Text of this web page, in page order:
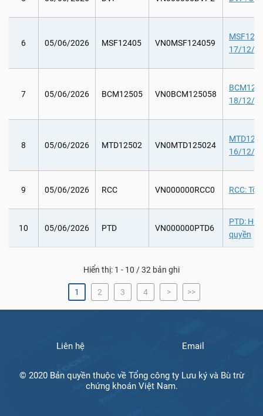
6 05/06/2026 MSF12405 VN0MSF124059
17/12/
7 05/06/2026 BCM12505 VN0BCM125058
18/12/
8 05/06/2026 MTD12502 VN0MTD125024
16/12/
9 05/06/2026 RCC VN000000RCC0 RCC: Tổ
10 05/06/2026 PTD VN000000PTD6
PTD:
quyền
Hiển thị: 1 - 10 / 32 bản ghi
1 2 3 4 > >>
Liên hệ Email
© 2020 Bản quyền thuộc về Tổng công ty Lưu ký và Bù trừ
chứng khoán Việt Nam.